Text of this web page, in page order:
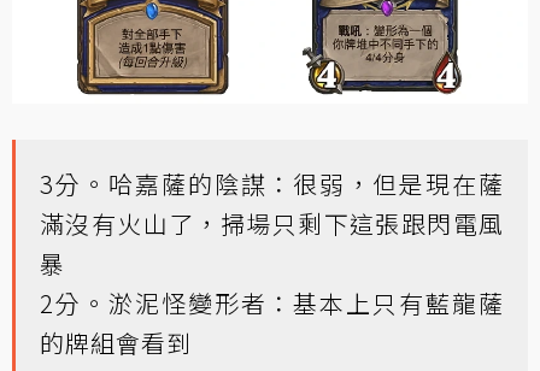
3分。哈嘉薩的陰謀：很弱，但是現在薩
滿沒有火山了，掃場只剩下這張跟閃電風
暴
2分。淤泥怪變形者：基本上只有藍龍薩
的牌組會看到